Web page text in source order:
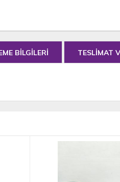
BİLGİLERİ TESLİMAT